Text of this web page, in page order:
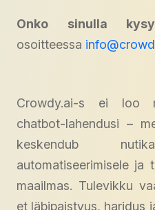
Onko sinulla
osoitteessa
Crowdy.ai-s ei loo
chatbot-lahendusi –
keskendub
automatiseerimisele ja
maailmas. Tulevikku
et läbipaistvus, haridus